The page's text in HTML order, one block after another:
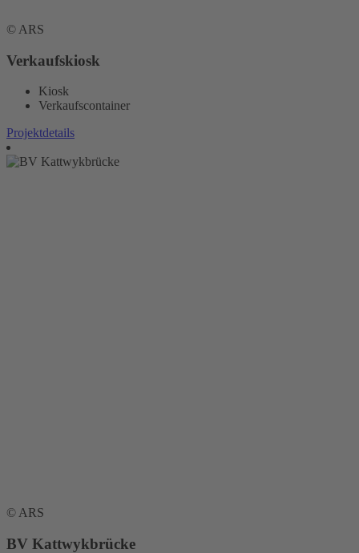
© ARS
Verkaufskiosk
Kiosk
Verkaufscontainer
Projektdetails
© ARS
BV Kattwykbrücke